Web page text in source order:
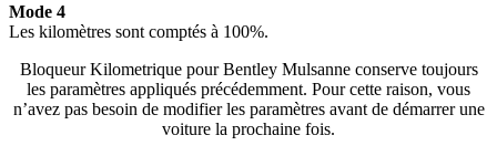
Mode 4
Les kilomètres sont comptés à 100%.
Bloqueur Kilometrique pour Bentley Mulsanne conserve toujours
les paramètres appliqués précédemment. Pour cette raison, vous
n’avez pas besoin de modifier les paramètres avant de démarrer une
voiture la prochaine fois.